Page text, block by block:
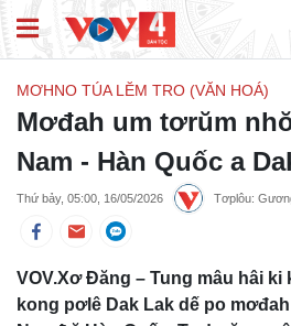
MƠHNO TÚA LĔM TRO (VĂN HOÁ)
Mơđah um tơrŭm
Nam - Hàn Quốc a
Thứ bảy, 05:00, 16/05/2026 Tơplôu:
VOV.Xơ Đăng – Tung mâu hâi ki
kong pơlê Dak Lak dế po